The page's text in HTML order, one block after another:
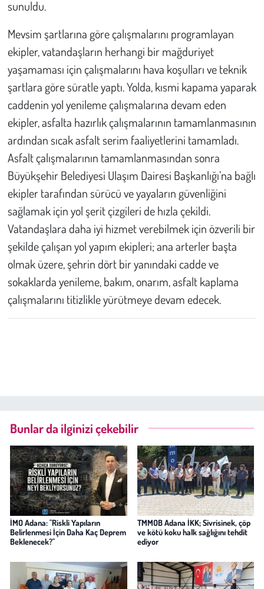
sunuldu.
Mevsim şartlarına göre çalışmalarını programlayan
ekipler, vatandaşların herhangi bir mağduriyet
yaşamaması için çalışmalarını hava koşulları ve teknik
şartlara göre süratle yaptı. Yolda, kısmi kapama yaparak
caddenin yol yenileme çalışmalarına devam eden
ekipler, asfalta hazırlık çalışmalarının tamamlanmasının
ardından sıcak asfalt serim faaliyetlerini tamamladı.
Asfalt çalışmalarının tamamlanmasından sonra
Büyükşehir Belediyesi Ulaşım Dairesi Başkanlığı’na bağlı
ekipler tarafından sürücü ve yayaların güvenliğini
sağlamak için yol şerit çizgileri de hızla çekildi.
Vatandaşlara daha iyi hizmet verebilmek için özverili bir
şekilde çalışan yol yapım ekipleri; ana arterler başta
olmak üzere, şehrin dört bir yanındaki cadde ve
sokaklarda yenileme, bakım, onarım, asfalt kaplama
çalışmalarını titizlikle yürütmeye devam edecek.
Bunlar da ilginizi çekebilir
İMO Adana: "Riskli Yapıların
Belirlenmesi İçin Daha Kaç Deprem
Beklenecek?"
TMMOB Adana İKK; Sivrisinek, çöp
ve kötü koku halk sağlığını tehdit
ediyor